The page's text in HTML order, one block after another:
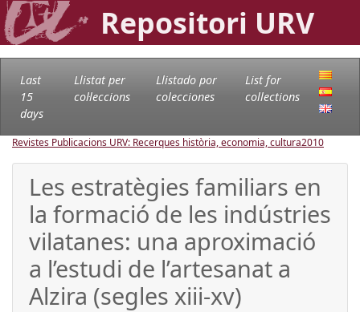
Repositori URV
Last
15
days
Llistat per
col·leccions
Llistado por
colecciones
List for
collections
Revistes Publicacions URV: Recerques història, economia, cultura2010
Les estratègies familiars en
la formació de les indústries
vilatanes: una aproximació
a l’estudi de l’artesanat a
Alzira (segles xiii-xv)